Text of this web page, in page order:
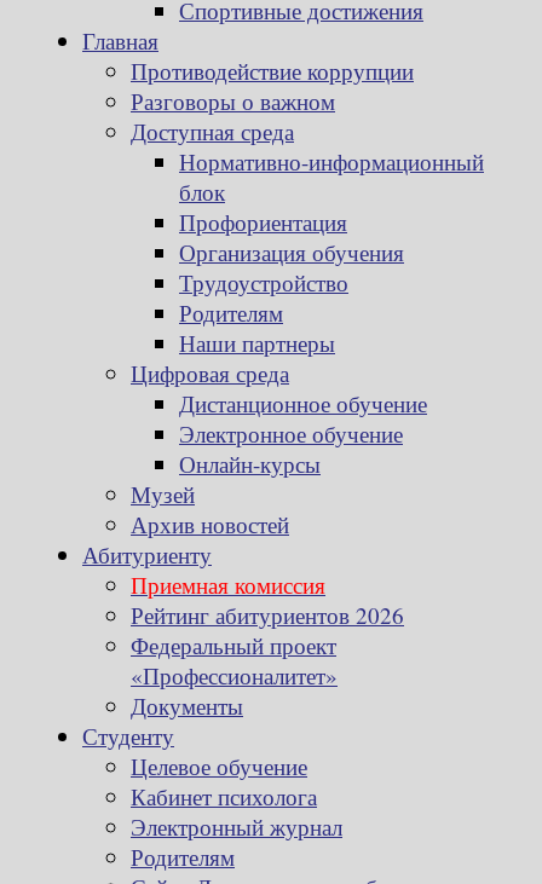
Спортивные достижения
Главная
Противодействие коррупции
Разговоры о важном
Доступная среда
Нормативно-информационный
блок
Профориентация
Организация обучения
Трудоустройство
Родителям
Наши партнеры
Цифровая среда
Дистанционное обучение
Электронное обучение
Онлайн-курсы
Музей
Архив новостей
Абитуриенту
Приемная комиссия
Рейтинг абитуриентов 2026
Федеральный проект
«Профессионалитет»
Документы
Студенту
Целевое обучение
Кабинет психолога
Электронный журнал
Родителям